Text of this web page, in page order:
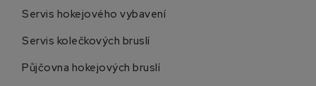
Servis hokejového vybavení
Servis kolečkových bruslí
Půjčovna hokejových bruslí